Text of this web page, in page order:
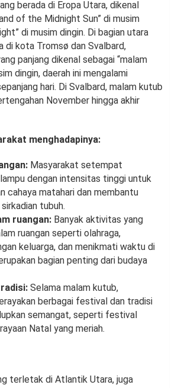
berada di Eropa Utara, dikenal
of the Midnight Sun” di musim
di musim dingin. Di bagian utara
di kota Tromsø dan Svalbard,
panjang dikenal sebagai “malam
dingin, daerah ini mengalami
hari. Di Svalbard, malam kutub
November hingga akhir
menghadapinya:
Masyarakat setempat
dengan intensitas tinggi untuk
cahaya matahari dan membantu
tubuh.
ruangan: Banyak aktivitas yang
ruangan seperti olahraga,
keluarga, dan menikmati waktu di
bagian penting dari budaya
Selama malam kutub,
berbagai festival dan tradisi
semangat, seperti festival
Natal yang meriah.
terletak di Atlantik Utara, juga